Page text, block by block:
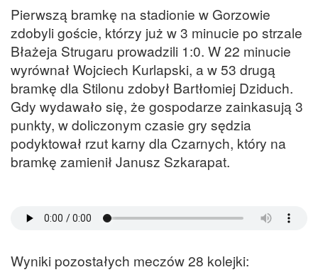
Pierwszą bramkę na stadionie w Gorzowie
zdobyli goście, którzy już w 3 minucie po strzale
Błażeja Strugaru prowadzili 1:0. W 22 minucie
wyrównał Wojciech Kurlapski, a w 53 drugą
bramkę dla Stilonu zdobył Bartłomiej Dziduch.
Gdy wydawało się, że gospodarze zainkasują 3
punkty, w doliczonym czasie gry sędzia
podyktował rzut karny dla Czarnych, który na
bramkę zamienił Janusz Szkarapat.
Wyniki pozostałych meczów 28 kolejki: